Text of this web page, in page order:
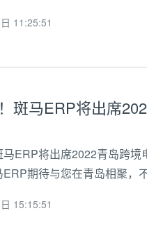
技公司，同时拥有拉美最大
11:25:51
ERP将出席2022青岛跨
期待与您在青岛相聚，不
15:15:51